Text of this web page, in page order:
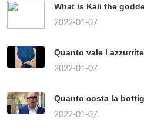
What is Kali the
2022-01-07
Quanto vale l
2022-01-07
Quanto costa la
2022-01-07